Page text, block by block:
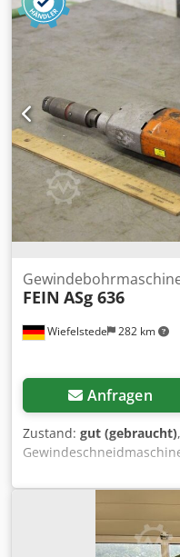
Wiefelstede 282 km
FEIN ASg 636
Anfragen
Zustand: gut (gebraucht)
Hersteller: Fein,
Nennaufnahme: 280
Drehzahl: 450 U/min -
Ibox Akpjr -Anzahl: 2x
Preis: pro Stück -